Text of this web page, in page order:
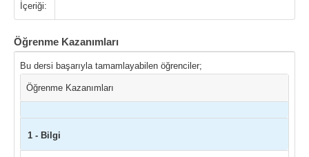
İçeriği:
Öğrenme Kazanımları
Bu dersi başarıyla tamamlayabilen öğrenciler;
Öğrenme Kazanımları
1 - Bilgi